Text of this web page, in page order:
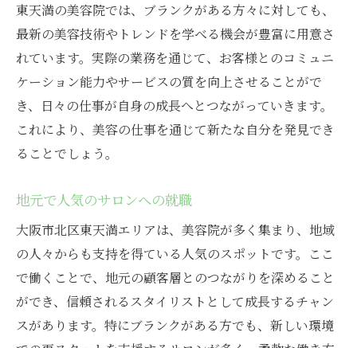
東天満の美容院では、ブランクがある方々に対しても、
最新の美容技術やトレンドを学べる機会が豊富に用意さ
れています。実際の業務を通じて、お客様とのコミュニ
ケーション能力やサービスの質を向上させることがで
き、日々の仕事が自身の成長へとつながっていきます。
これにより、美容の仕事を通じて新たな自分を発見でき
ることでしょう。
地元で人気のサロンへの就職
大阪市北区東天満エリアは、美容院が多く集まり、地域
の人々からも支持を得ている人気のスポットです。ここ
で働くことで、地元の顧客層とのつながりを深めること
ができ、信頼されるスタイリストとして成長するチャン
スがあります。特にブランクがある方でも、新しい環境